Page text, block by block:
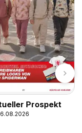
Prospekt